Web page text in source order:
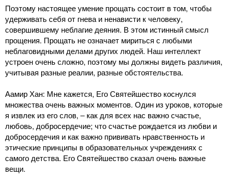
Поэтому настоящее умение прощать состоит в том, чтобы
удерживать себя от гнева и ненависти к человеку,
совершившему неблагие деяния. В этом истинный смысл
прощения. Прощать не означает мириться с любыми
неблаговидными делами других людей. Наш интеллект
устроен очень сложно, поэтому мы должны видеть различия,
учитывая разные реалии, разные обстоятельства.
Аамир Хан: Мне кажется, Его Святейшество коснулся
множества очень важных моментов. Один из уроков, которые
я извлек из его слов, ‒ как для всех нас важно счастье,
любовь, добросердечие; что счастье рождается из любви и
добросердечия и как важно прививать нравственность и
этические принципы в образовательных учреждениях с
самого детства. Его Святейшество сказал очень важные
вещи.